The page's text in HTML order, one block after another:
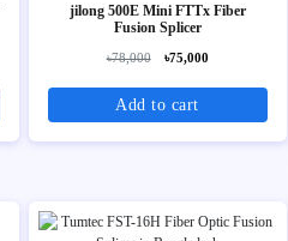
jilong 500E Mini FTTx Fiber
Fusion Splicer
৳78,000 ৳75,000
Add to cart